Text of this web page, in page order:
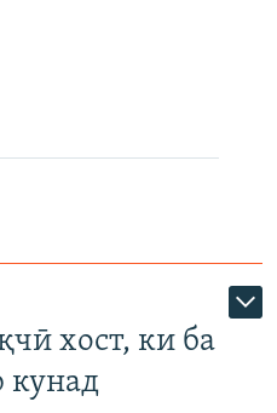
хост, ки ба
кунад